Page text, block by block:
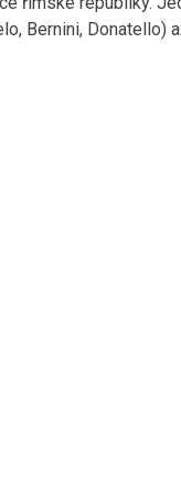
Bernini, Donatello)